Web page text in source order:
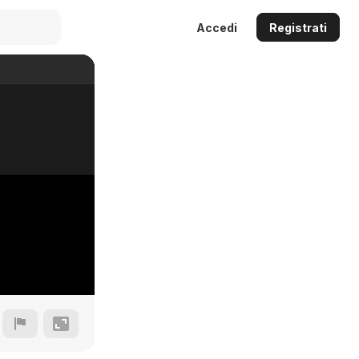
Accedi Registrati